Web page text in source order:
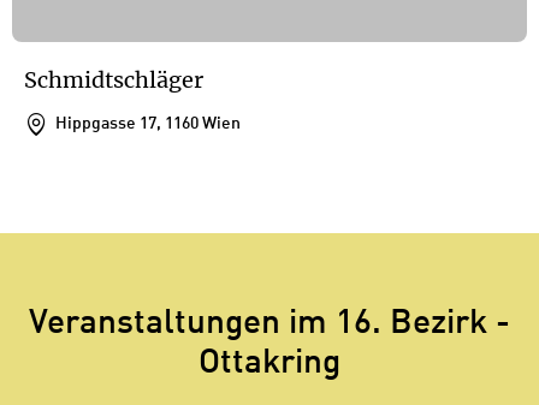
Schmidtschläger
Hippgasse 17, 1160 Wien
1
Veranstaltungen im 16. Bezirk -
Ottakring